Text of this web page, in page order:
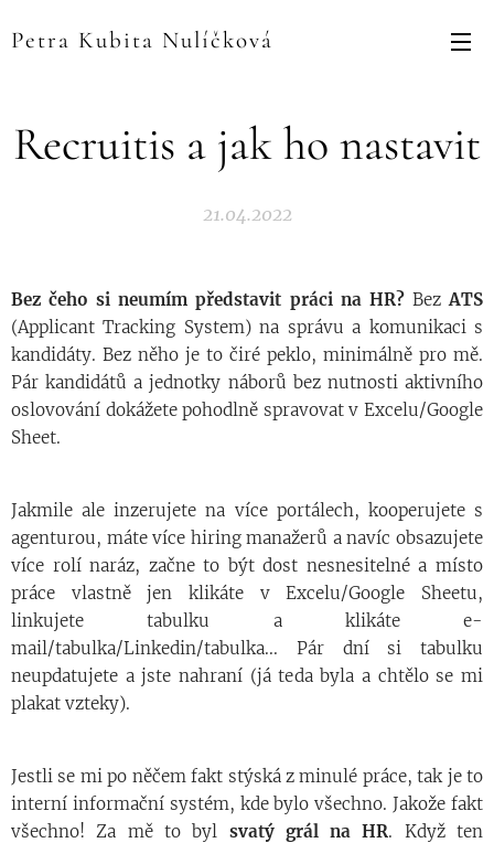
Petra Kubita Nulíčková
Recruitis a jak ho nastavit
21.04.2022
Bez čeho si neumím představit práci na HR? BezATS
(Applicant Tracking System) na správu a komunikaci s
kandidáty. Bez něho je to čiré peklo, minimálně pro mě.
Pár kandidátů a jednotky náborů bez nutnosti aktivního
oslovování dokážete pohodlně spravovat v Excelu/Google
Sheet.
Jakmile ale inzerujete na více portálech, kooperujete s
agenturou, máte více hiring manažerů a navíc obsazujete
více rolí naráz, začne to být dost nesnesitelné a místo
práce vlastně jen klikáte v Excelu/Google Sheetu,
linkujete tabulku a klikáte e-
mail/tabulka/Linkedin/tabulka... Pár dní si tabulku
neupdatujete a jste nahraní (já teda byla a chtělo se mi
plakat vzteky).
Jestli se mi po něčem fakt stýská z minulé práce, tak je to
interní informační systém, kde bylo všechno. Jakože fakt
všechno! Za mě to byl svatý grál na HR. Když ten